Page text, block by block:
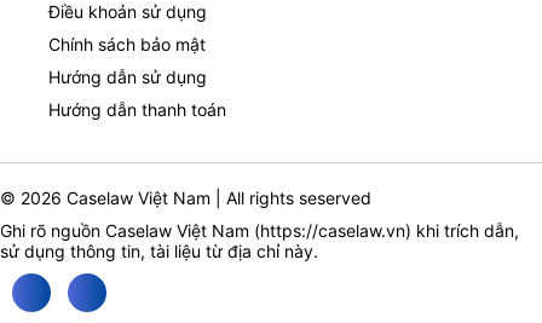
Điều khoản sử dụng
Chính sách bảo mật
Hướng dẫn sử dụng
Hướng dẫn thanh toán
© 2026 Caselaw Việt Nam | All rights seserved
Ghi rõ nguồn Caselaw Việt Nam (https://caselaw.vn) khi trích dẫn,
sử dụng thông tin, tài liệu từ địa chỉ này.